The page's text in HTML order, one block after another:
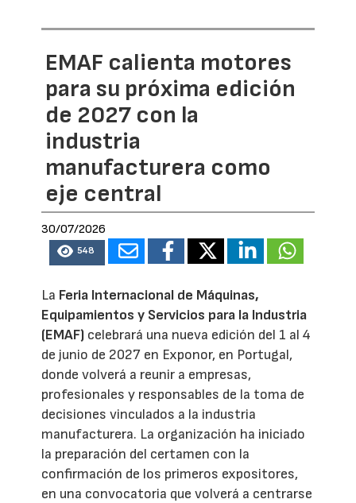
EMAF calienta motores
para su próxima edición
de 2027 con la
industria
manufacturera como
eje central
30/07/2026
548
La Feria Internacional de Máquinas,
Equipamientos y Servicios para la Industria
(EMAF) celebrará una nueva edición del 1 al 4
de junio de 2027 en Exponor, en Portugal,
donde volverá a reunir a empresas,
profesionales y responsables de la toma de
decisiones vinculados a la industria
manufacturera. La organización ha iniciado
la preparación del certamen con la
confirmación de los primeros expositores,
en una convocatoria que volverá a centrarse